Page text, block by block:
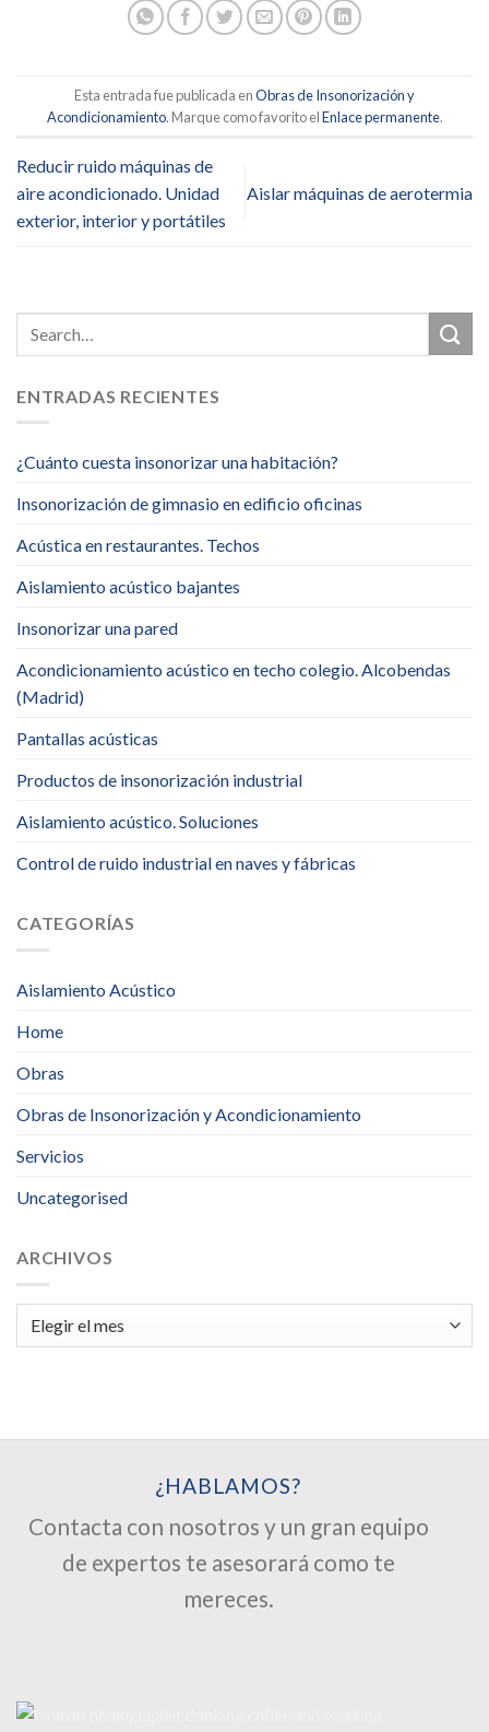
Esta entrada fue publicada enObras de Insonorización y
Acondicionamiento. Marque como favorito elEnlace permanente.
Reducir ruido máquinas de
aire acondicionado. Unidad
exterior, interior y portátiles
Aislar máquinas de aerotermia
ENTRADAS RECIENTES
¿Cuánto cuesta insonorizar una habitación?
Insonorización de gimnasio en edificio oficinas
Acústica en restaurantes. Techos
Aislamiento acústico bajantes
Insonorizar una pared
Acondicionamiento acústico en techo colegio. Alcobendas
(Madrid)
Pantallas acústicas
Productos de insonorización industrial
Aislamiento acústico. Soluciones
Control de ruido industrial en naves y fábricas
CATEGORÍAS
Aislamiento Acústico
Home
Obras
Obras de Insonorización y Acondicionamiento
Servicios
Uncategorised
ARCHIVOS
¿HABLAMOS?
Contacta con nosotros y un gran equipo
de expertos te asesorará como te
mereces.